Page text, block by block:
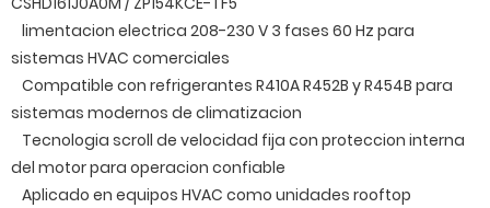
limentacion electrica 208-230 V 3 fases 60 Hz para
sistemas HVAC comerciales
Compatible con refrigerantes R410A R452B y R454B para
sistemas modernos de climatizacion
Tecnologia scroll de velocidad fija con proteccion interna
del motor para operacion confiable
Aplicado en equipos HVAC como unidades rooftop